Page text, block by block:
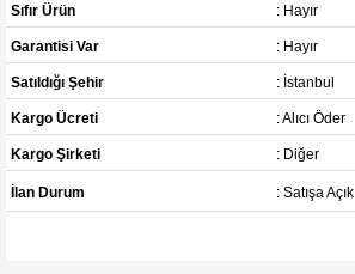
Sıfır Ürün : Hayır
Garantisi Var : Hayır
Satıldığı Şehir : İstanbul
Kargo Ücreti : Alıcı Öder
Kargo Şirketi : Diğer
İlan Durum : Satışa Açık